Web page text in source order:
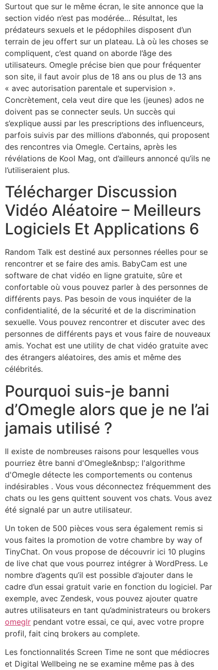
Surtout que sur le même écran, le site annonce que la
section vidéo n’est pas modérée… Résultat, les
prédateurs sexuels et le pédophiles disposent d’un
terrain de jeu offert sur un plateau. Là où les choses se
compliquent, c’est quand on aborde l’âge des
utilisateurs. Omegle précise bien que pour fréquenter
son site, il faut avoir plus de 18 ans ou plus de 13 ans
« avec autorisation parentale et supervision ».
Concrètement, cela veut dire que les (jeunes) ados ne
doivent pas se connecter seuls. Un succès qui
s’explique aussi par les prescriptions des influenceurs,
parfois suivis par des millions d’abonnés, qui proposent
des rencontres via Omegle. Certains, après les
révélations de Kool Mag, ont d’ailleurs annoncé qu’ils ne
l’utiliseraient plus.
Télécharger Discussion
Vidéo Aléatoire – Meilleurs
Logiciels Et Applications 6
Random Talk est destiné aux personnes réelles pour se
rencontrer et se faire des amis. BabyCam est une
software de chat vidéo en ligne gratuite, sûre et
confortable où vous pouvez parler à des personnes de
différents pays. Pas besoin de vous inquiéter de la
confidentialité, de la sécurité et de la discrimination
sexuelle. Vous pouvez rencontrer et discuter avec des
personnes de différents pays et vous faire de nouveaux
amis. Yochat est une utility de chat vidéo gratuite avec
des étrangers aléatoires, des amis et même des
célébrités.
Pourquoi suis-je banni
d’Omegle alors que je ne l’ai
jamais utilisé ?
Il existe de nombreuses raisons pour lesquelles vous
pourriez être banni d'Omegle&nbsp;: l'algorithme
d'Omegle détecte les comportements ou contenus
indésirables . Vous vous déconnectez fréquemment des
chats ou les gens quittent souvent vos chats. Vous avez
été signalé par un autre utilisateur.
Un token de 500 pièces vous sera également remis si
vous faites la promotion de votre chambre by way of
TinyChat. On vous propose de découvrir ici 10 plugins
de live chat que vous pourrez intégrer à WordPress. Le
nombre d’agents qu’il est possible d’ajouter dans le
cadre d’un essai gratuit varie en fonction du logiciel. Par
exemple, avec Zendesk, vous pouvez ajouter quatre
autres utilisateurs en tant qu’administrateurs ou brokers
omeglr pendant votre essai, ce qui, avec votre propre
profil, fait cinq brokers au complete.
Les fonctionnalités Screen Time ne sont que médiocres
et Digital Wellbeing ne se examine même pas à des